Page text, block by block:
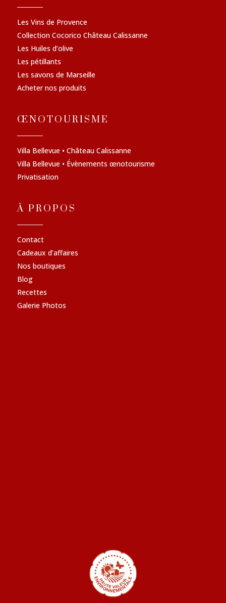
Les Vins de Provence
Collection Cocorico Château Calissanne
Les Huiles d’olive
Les pétillants
Les savons de Marseille
Acheter nos produits
ŒNOTOURISME
Villa Bellevue • Château Calissanne
Villa Bellevue • Évènements œnotourisme
Privatisation
À PROPOS
Contact
Cadeaux d’affaires
Nos boutiques
Blog
Recettes
Galerie Photos